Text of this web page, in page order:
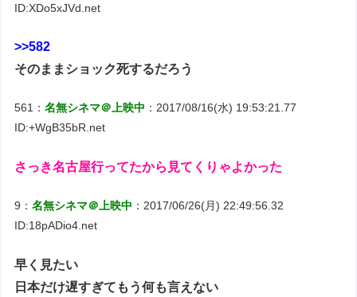
ID:XDo5xJVd.net
>>582
そのままショック死するだろう
561：名無シネマ＠上映中 ：2017/08/16(水) 19:53:21.77
ID:+WgB35bR.net
さっき名古屋行ってたから見てくりゃよかった
9：名無シネマ＠上映中 ：2017/06/26(月) 22:49:56.32
ID:18pADio4.net
早く見たい
日本だけ遅すぎてもう何も言えない